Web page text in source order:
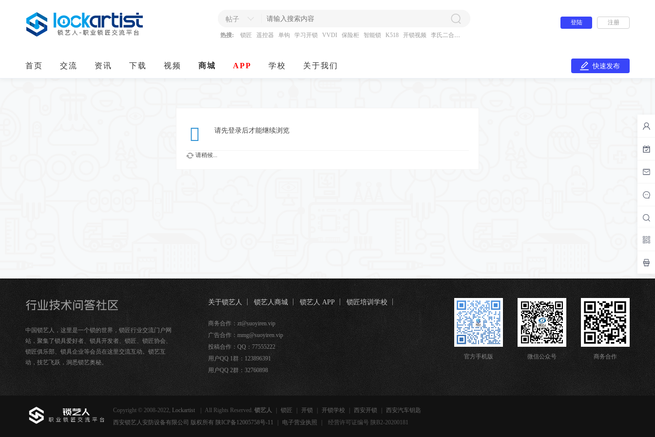
帖子
热搜: 锁匠 遥控器 单钩 学习开锁 VVDI 保险柜 智能锁 K518 开锁视频 李氏二合一
登陆 注册
首页 交流 资讯 下载 视频 商城 APP 学校 关于我们 快速发布
请先登录后才能继续浏览
请稍候...
中国锁艺人，这里是一个锁的世界，锁匠行业交流门户网
站，聚集了锁具爱好者、锁具开发者、锁匠、锁匠协会、
锁匠俱乐部、锁具企业等会员在这里交流互动。锁艺互
动，技艺飞跃，洞悉锁艺奥秘。
关于锁艺人 锁艺人商城 锁艺人 APP
锁匠培训学校
锁匠宝
商务合作：zt@suoyiren.vip
广告合作：mmg@suoyiren.vip
投稿合作：QQ：77555222
用户QQ 1群：123896391
用户QQ 2群：32760898
官方手机版 微信公众号 商务合作
Copyright © 2008-2022, Lockartist All Rights Reserved. 锁艺人 锁匠 开锁 开锁学校 西安开锁
西安汽车钥匙
西安锁艺人安防设备有限公司 版权所有 陕ICP备12005758号-11
电子营业执照 经营许可证编号 陕B2-20200181